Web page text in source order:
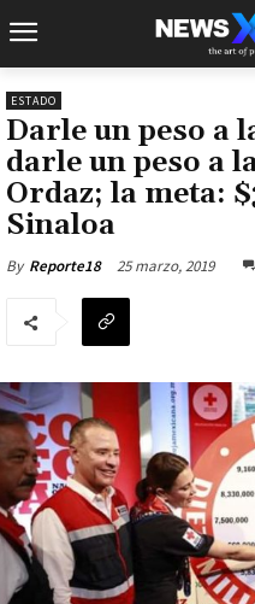
ESTADO
Darle un peso a
darle un peso a
Ordaz; la meta:
Sinaloa
By Reporte18 25 marzo, 2019